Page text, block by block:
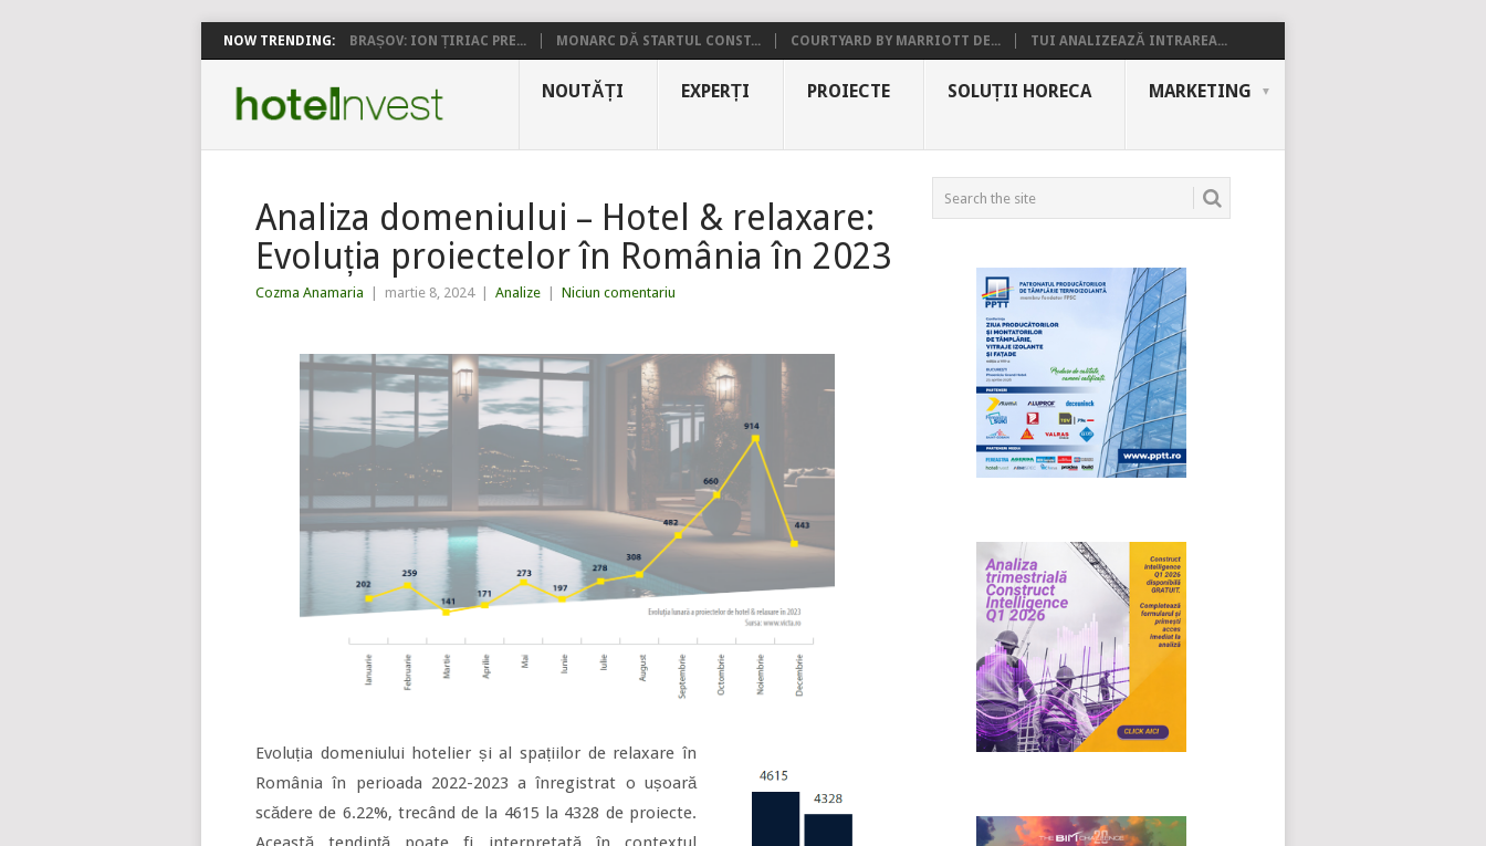
NOW TRENDING: BRAȘOV: ION ȚIRIAC PRE... MONARC DĂ STARTUL CONST... COURTYARD BY MARRIOTT DE... TUI ANALIZEAZĂ INTRAREA...
NOUTĂȚI EXPERȚI PROIECTE SOLUȚII HORECA MARKETING
Analiza domeniului – Hotel & relaxare:
Evoluția proiectelor în România în 2023
Cozma Anamaria martie 8, 2024 Analize Niciun comentariu
Evoluția domeniului hotelier și al spațiilor de relaxare în
România în perioada 2022-2023 a înregistrat o ușoară
scădere de 6.22%, trecând de la 4615 la 4328 de proiecte.